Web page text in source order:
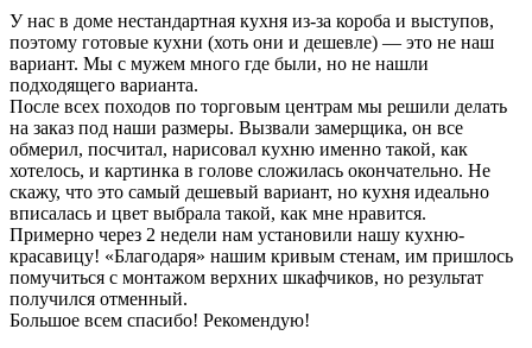
У нас в доме нестандартная кухня из-за короба и выступов,
поэтому готовые кухни (хоть они и дешевле) — это не наш
вариант. Мы с мужем много где были, но не нашли
подходящего варианта.
После всех походов по торговым центрам мы решили делать
на заказ под наши размеры. Вызвали замерщика, он все
обмерил, посчитал, нарисовал кухню именно такой, как
хотелось, и картинка в голове сложилась окончательно. Не
скажу, что это самый дешевый вариант, но кухня идеально
вписалась и цвет выбрала такой, как мне нравится.
Примерно через 2 недели нам установили нашу кухню-
красавицу! «Благодаря» нашим кривым стенам, им пришлось
помучиться с монтажом верхних шкафчиков, но результат
получился отменный.
Большое всем спасибо! Рекомендую!